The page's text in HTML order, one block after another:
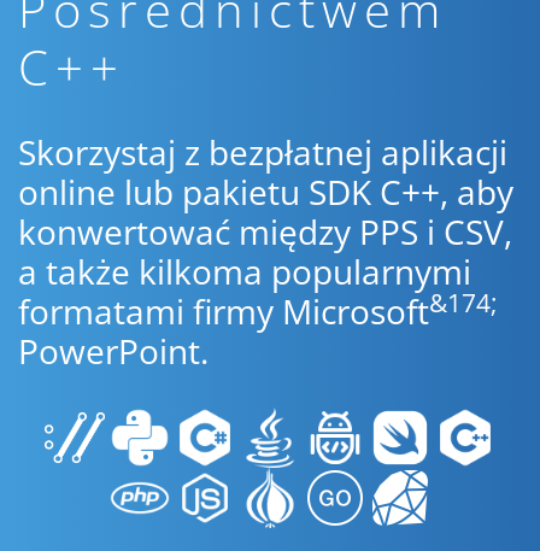
C++
Skorzystaj z bezpłatnej aplikacji
online lub pakietu SDK C++, aby
konwertować między PPS i CSV,
a także kilkoma popularnymi
formatami firmy Microsoft&174;
PowerPoint.